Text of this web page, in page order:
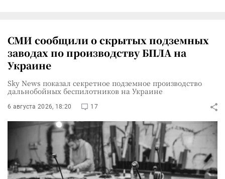
СМИ сообщили о скрытых подземных
заводах по производству БПЛА на
Украине
Sky News показал секретное подземное производство
дальнобойных беспилотников на Украине
6 августа 2026, 18:20 17